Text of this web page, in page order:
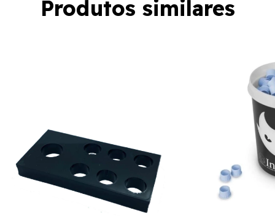
Produtos similares